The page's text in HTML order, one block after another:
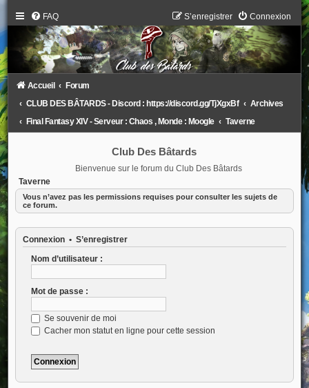
FAQ Connexion
S’enregistrer
Accueil
Forum
CLUB DES BÂTARDS - Discord : https://discord.gg/TjXgxBf
Archives
Final Fantasy XIV - Serveur : Chaos , Monde : Moogle
Taverne
Club Des Bâtards
Bienvenue sur le forum du Club Des Bâtards
Taverne
Vous n’avez pas les permissions requises pour consulter les sujets de
ce forum.
Connexion• S’enregistrer
Nom d’utilisateur :
Mot de passe :
Se souvenir de moi
Cacher mon statut en ligne pour cette session